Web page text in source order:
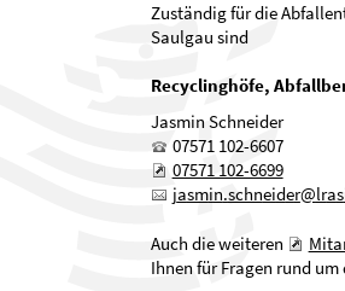
Zuständig für die
Saulgau sind
Recyclinghöfe,
Jasmin Schneider
07571 102-6607
07571 102-6699
j sm n schn d r lr s
Auch die weiteren
Ihnen für Fragen rund